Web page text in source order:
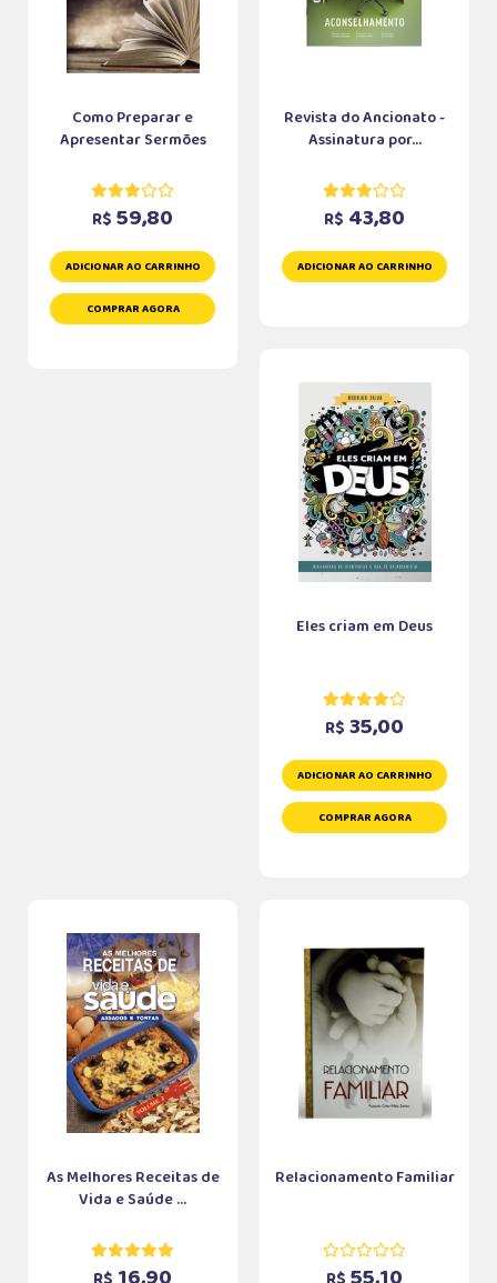
Como Preparar e
Apresentar Sermões
R$ 59,80
ADICIONAR AO CARRINHO
COMPRAR AGORA
Revista do Ancionato -
Assinatura por...
R$ 43,80
ADICIONAR AO CARRINHO
Eles criam em Deus
R$ 35,00
ADICIONAR AO CARRINHO
COMPRAR AGORA
As Melhores Receitas de
Vida e Saúde ...
Relacionamento Familiar